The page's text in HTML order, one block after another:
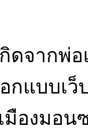
ดจากพ่
กแบบเ
มืองมอน